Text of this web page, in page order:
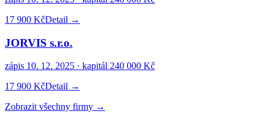
17 900 KčDetail →
JORVIS s.r.o.
zápis 10. 12. 2025 · kapitál 240 000 Kč
17 900 KčDetail →
Zobrazit všechny firmy →